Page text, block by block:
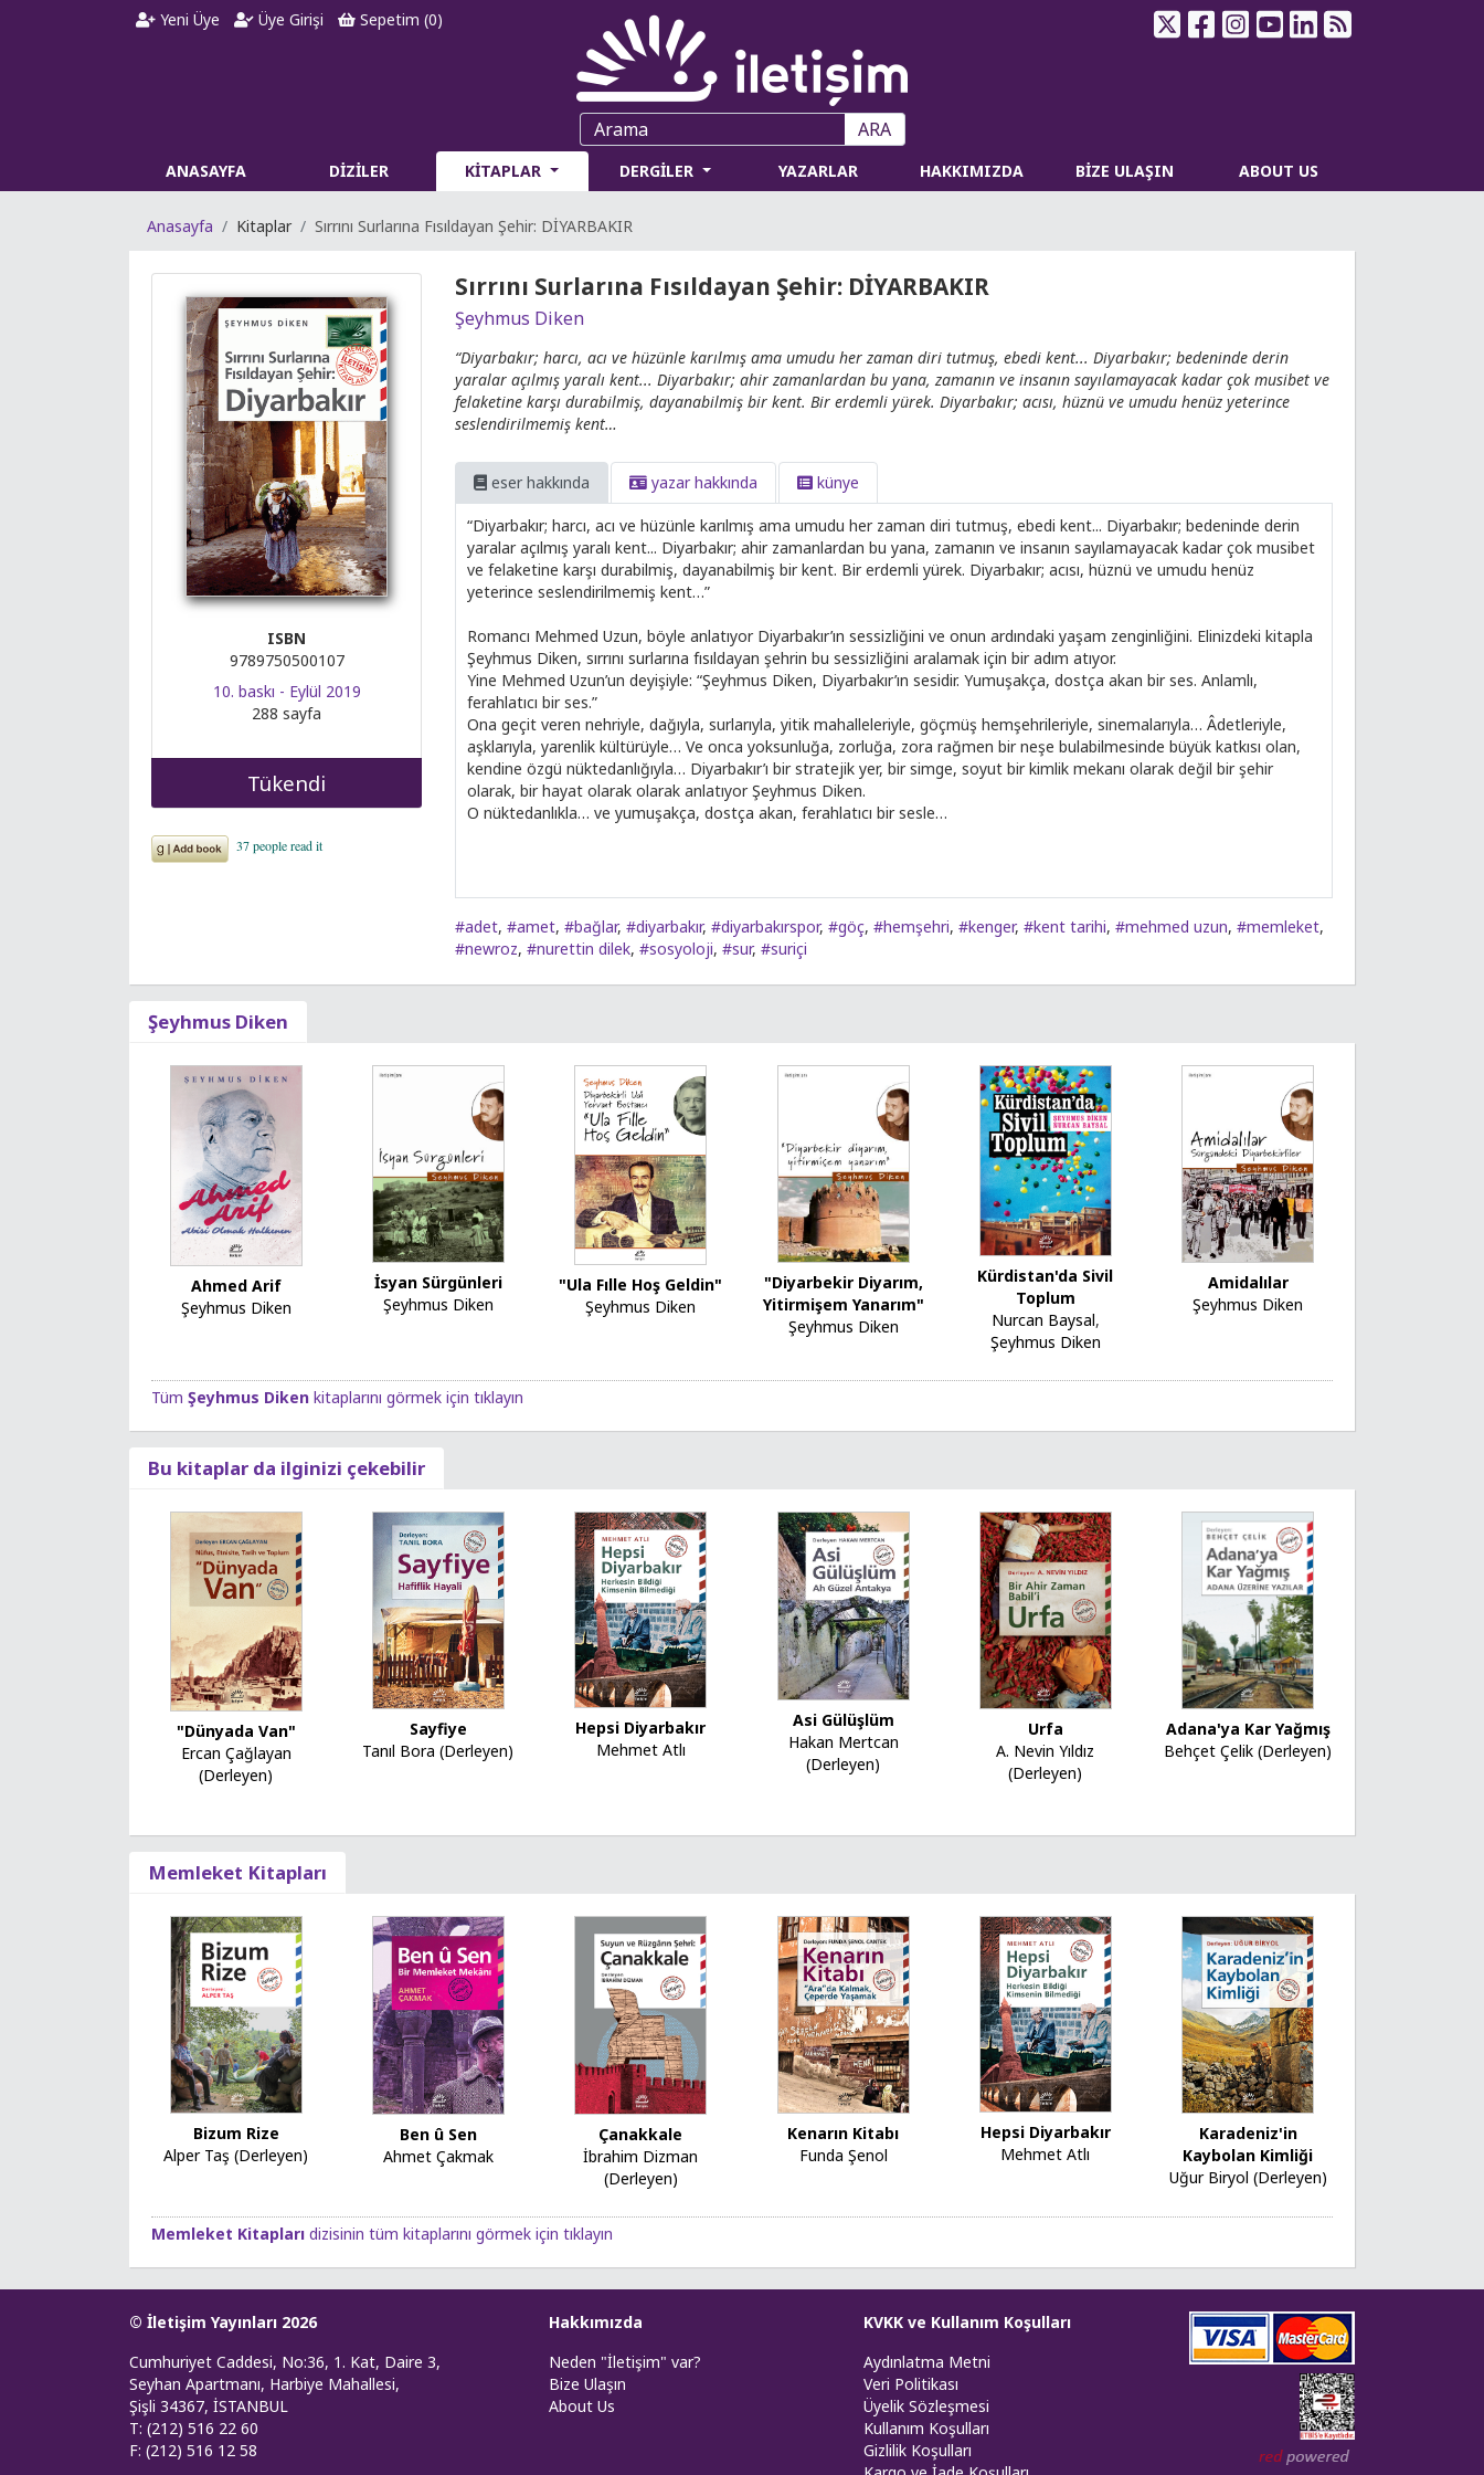
Yeni Üye Üye Girişi Sepetim (0)
ARA
ANASAYFA DİZİLER KİTAPLAR DERGİLER YAZARLAR HAKKIMIZDA BİZE ULAŞIN ABOUT US
Anasayfa Kitaplar Sırrını Surlarına Fısıldayan Şehir: DİYARBAKIR
ISBN
9789750500107
10. baskı - Eylül 2019
288 sayfa
Tükendi
Sırrını Surlarına Fısıldayan Şehir: DİYARBAKIR
Şeyhmus Diken
“Diyarbakır; harcı, acı ve hüzünle karılmış ama umudu her zaman diri tutmuş, ebedi kent... Diyarbakır; bedeninde derin
yaralar açılmış yaralı kent... Diyarbakır; ahir zamanlardan bu yana, zamanın ve insanın sayılamayacak kadar çok musibet ve
felaketine karşı durabilmiş, dayanabilmiş bir kent. Bir erdemli yürek. Diyarbakır; acısı, hüznü ve umudu henüz yeterince
seslendirilmemiş kent…
eser hakkında yazar hakkında künye
“Diyarbakır; harcı, acı ve hüzünle karılmış ama umudu her zaman diri tutmuş, ebedi kent... Diyarbakır; bedeninde derin
yaralar açılmış yaralı kent... Diyarbakır; ahir zamanlardan bu yana, zamanın ve insanın sayılamayacak kadar çok musibet
ve felaketine karşı durabilmiş, dayanabilmiş bir kent. Bir erdemli yürek. Diyarbakır; acısı, hüznü ve umudu henüz
yeterince seslendirilmemiş kent…”
Romancı Mehmed Uzun, böyle anlatıyor Diyarbakır’ın sessizliğini ve onun ardındaki yaşam zenginliğini. Elinizdeki kitapla
Şeyhmus Diken, sırrını surlarına fısıldayan şehrin bu sessizliğini aralamak için bir adım atıyor.
Yine Mehmed Uzun’un deyişiyle: “Şeyhmus Diken, Diyarbakır’ın sesidir. Yumuşakça, dostça akan bir ses. Anlamlı,
ferahlatıcı bir ses.”
Ona geçit veren nehriyle, dağıyla, surlarıyla, yitik mahalleleriyle, göçmüş hemşehrileriyle, sinemalarıyla… Âdetleriyle,
aşklarıyla, yarenlik kültürüyle… Ve onca yoksunluğa, zorluğa, zora rağmen bir neşe bulabilmesinde büyük katkısı olan,
kendine özgü nüktedanlığıyla… Diyarbakır’ı bir stratejik yer, bir simge, soyut bir kimlik mekanı olarak değil bir şehir
olarak, bir hayat olarak olarak anlatıyor Şeyhmus Diken.
O nüktedanlıkla… ve yumuşakça, dostça akan, ferahlatıcı bir sesle…
#adet, #amet, #bağlar, #diyarbakır, #diyarbakırspor, #göç, #hemşehri, #kenger, #kent tarihi, #mehmed uzun, #memleket,
#newroz, #nurettin dilek, #sosyoloji, #sur, #suriçi
Şeyhmus Diken
Ahmed Arif
Şeyhmus Diken
İsyan Sürgünleri
Şeyhmus Diken
"Ula Fılle Hoş Geldin"
Şeyhmus Diken
"Diyarbekir Diyarım,
Yitirmişem Yanarım"
Şeyhmus Diken
Kürdistan'da Sivil
Toplum
Nurcan Baysal,
Şeyhmus Diken
Amidalılar
Şeyhmus Diken
Tüm Şeyhmus Diken kitaplarını görmek için tıklayın
Bu kitaplar da ilginizi çekebilir
"Dünyada Van"
Ercan Çağlayan
(Derleyen)
Sayfiye
Tanıl Bora (Derleyen)
Hepsi Diyarbakır
Mehmet Atlı
Asi Gülüşlüm
Hakan Mertcan
(Derleyen)
Urfa
A. Nevin Yıldız
(Derleyen)
Adana'ya Kar Yağmış
Behçet Çelik (Derleyen)
Memleket Kitapları
Bizum Rize
Alper Taş (Derleyen)
Ben û Sen
Ahmet Çakmak
Çanakkale
İbrahim Dizman
(Derleyen)
Kenarın Kitabı
Funda Şenol
Hepsi Diyarbakır
Mehmet Atlı
Karadeniz'in
Kaybolan Kimliği
Uğur Biryol (Derleyen)
Memleket Kitapları dizisinin tüm kitaplarını görmek için tıklayın
© İletişim Yayınları 2026
Cumhuriyet Caddesi, No:36, 1. Kat, Daire 3,
Seyhan Apartmanı, Harbiye Mahallesi,
Şişli 34367, İSTANBUL
T: (212) 516 22 60
F: (212) 516 12 58
Hakkımızda
Neden "İletişim" var?
Bize Ulaşın
About Us
KVKK ve Kullanım Koşulları
Aydınlatma Metni
Veri Politikası
Üyelik Sözleşmesi
Kullanım Koşulları
Gizlilik Koşulları
Web tasarım: Red Bilişim